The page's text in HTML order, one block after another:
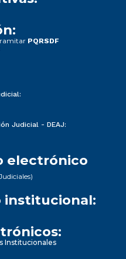
PQRSDF
Judicial - DEAJ:
electrónico
institucional:
Institucionales